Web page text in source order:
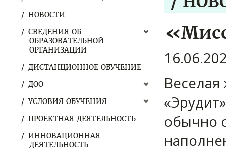
НОВОСТИ
СВЕДЕНИЯ ОБ
ОБРАЗОВАТЕЛЬНОЙ
ОРГАНИЗАЦИИ
ДИСТАНЦИОННОЕ ОБУЧЕНИЕ
ДОО
УСЛОВИЯ ОБУЧЕНИЯ
ПРОЕКТНАЯ ДЕЯТЕЛЬНОСТЬ
ИННОВАЦИОННАЯ
ДЕЯТЕЛЬНОСТЬ
обычно